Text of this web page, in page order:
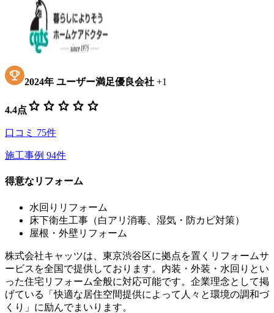
2024年 ユーザー満足優良会社 +1
4.4点 star star star star star
口コミ 75件
施工事例 94件
得意なリフォーム
水回りリフォーム
床下衛生工事（白アリ消毒、湿気・防カビ対策）
屋根・外壁リフォーム
株式会社キャッツは、東京渋谷区に拠点を置くリフォームサ
ービスを全国で提供しております。内装・外装・水回りとい
った住宅リフォーム全般に対応可能です。企業理念として掲
げている「快適な居住空間提供によって人々と環境の調和づ
くり」に励んでまいります。